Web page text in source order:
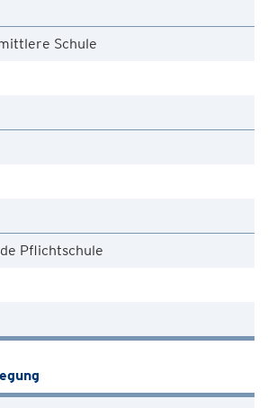
Schule
Pflichtschule